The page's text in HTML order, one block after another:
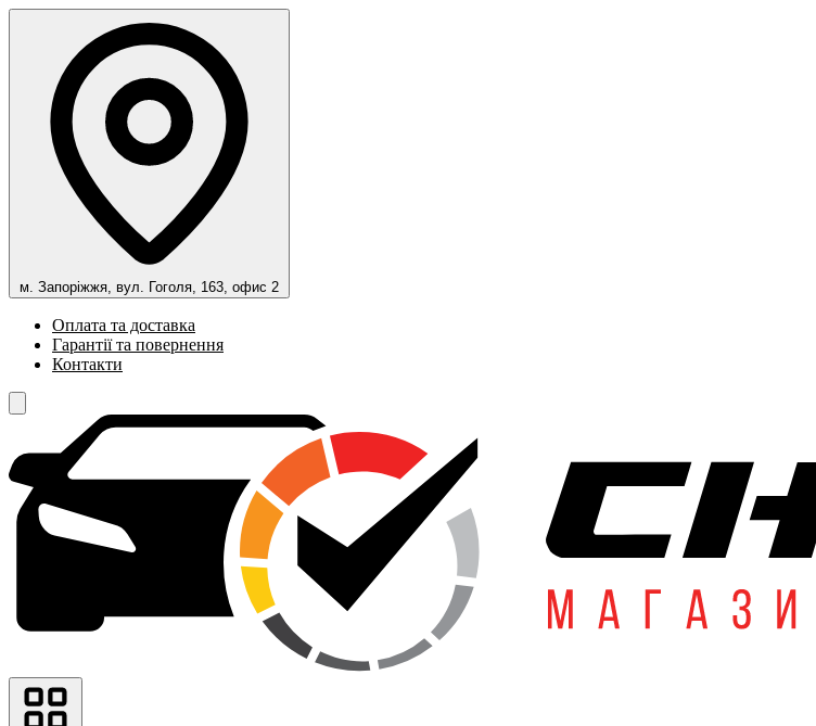
м. Запоріжжя, вул. Гоголя, 163, офис 2
Оплата та доставка
Гарантії та повернення
Контакти